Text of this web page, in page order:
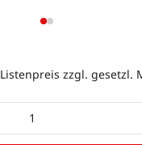
Listenpreis zzgl. gesetzl.